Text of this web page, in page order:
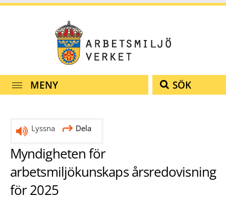
MENY SÖK
Lyssna Dela
Myndigheten för
arbetsmiljökunskaps årsredovisning
för 2025